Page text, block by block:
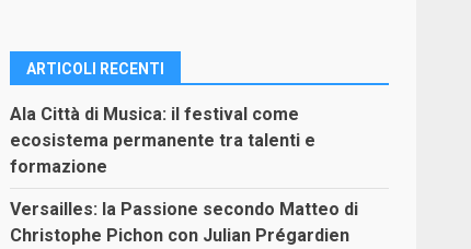
ARTICOLI RECENTI
Ala Città di Musica: il festival come
ecosistema permanente tra talenti e
formazione
Versailles: la Passione secondo Matteo di
Christophe Pichon con Julian Prégardien